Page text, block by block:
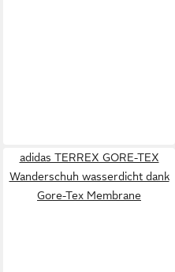
adidas TERREX GORE-TEX
Wanderschuh wasserdicht dank
Gore-Tex Membrane